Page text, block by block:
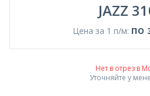
JAZZ
Цена за 1 п/м: по
Нет в отрез в
Уточняйте у